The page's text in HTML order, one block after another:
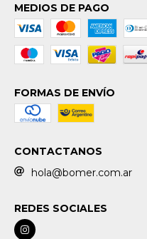
MEDIOS DE PAGO
FORMAS DE ENVÍO
CONTACTANOS
hola@bomer.com.ar
REDES SOCIALES